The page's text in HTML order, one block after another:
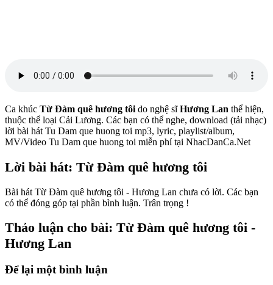
Ca khúc Từ Đàm quê hương tôido nghệ sĩHương Lan thể hiện,
thuộc thể loại Cải Lương. Các bạn có thể nghe, download (tải nhạc)
lời bài hát Tu Dam que huong toi mp3, lyric, playlist/album,
MV/Video Tu Dam que huong toi miễn phí tại NhacDanCa.Net
Lời bài hát: Từ Đàm quê hương tôi
Bài hát Từ Đàm quê hương tôi - Hương Lan chưa có lời. Các bạn
có thể đóng góp tại phần bình luận. Trân trọng !
Thảo luận cho bài: Từ Đàm quê hương tôi -
Hương Lan
Để lại một bình luận